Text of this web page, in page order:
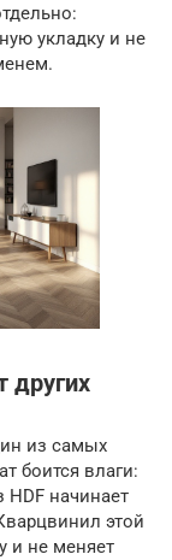
укладку и не
других
из самых
боится влаги:
начинает
этой
и не меняет